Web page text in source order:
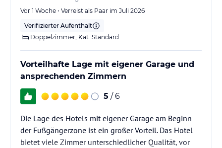
Vor 1 Woche • Verreist als Paar im Juli 2026
Verifizierter Aufenthalt
Doppelzimmer, Kat. Standard
Vorteilhafte Lage mit eigener Garage und
ansprechenden Zimmern
5 / 6
Die Lage des Hotels mit eigener Garage am Beginn
der Fußgängerzone ist ein großer Vorteil. Das Hotel
bietet viele Zimmer unterschiedlicher Qualität, vor